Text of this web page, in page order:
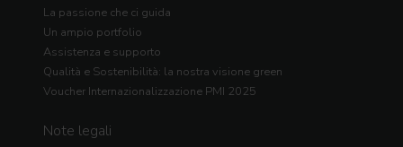
La passione che ci guida
Un ampio portfolio
Assistenza e supporto
Qualità e Sostenibilità: la nostra visione green
Voucher Internazionalizzazione PMI 2025
Note legali